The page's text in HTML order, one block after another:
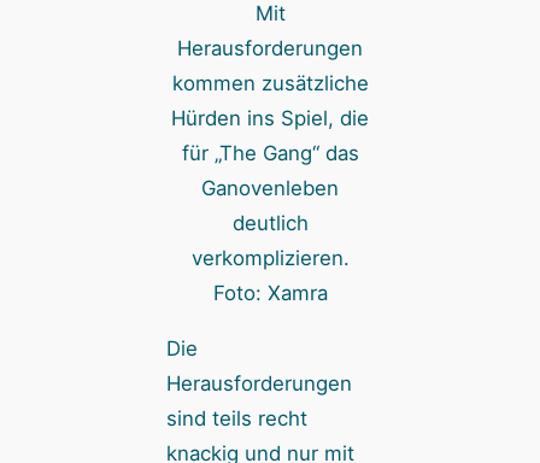
Mit
Herausforderungen
kommen zusätzliche
Hürden ins Spiel, die
für „The Gang“ das
Ganovenleben
deutlich
verkomplizieren.
Foto: Xamra
Die
Herausforderungen
sind teils recht
knackig und nur mit